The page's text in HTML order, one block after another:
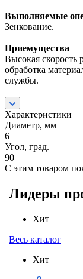
Выполняемые
Зенкование.
Приемущества
Высокая скорость
обработка
службы.
Характеристики
Диаметр, мм
6
Угол, град.
90
С этим товаром
Лидеры
Хит
Весь каталог
Хит